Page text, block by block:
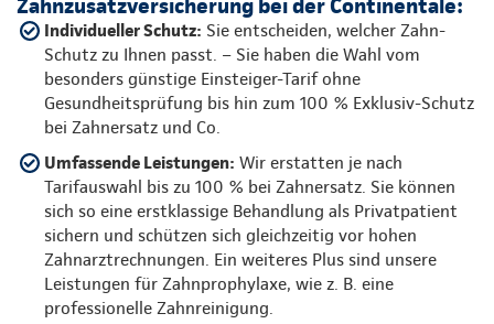
Zahnzusatzversicherung bei der Continentale:
Individueller Schutz: Sie entscheiden, welcher Zahn-
Schutz zu Ihnen passt. – Sie haben die Wahl vom
besonders günstige Einsteiger-Tarif ohne
Gesundheitsprüfung bis hin zum 100 % Exklusiv-Schutz
bei Zahnersatz und Co.
Umfassende Leistungen: Wir erstatten je nach
Tarifauswahl bis zu 100 % bei Zahnersatz. Sie können
sich so eine erstklassige Behandlung als Privatpatient
sichern und schützen sich gleichzeitig vor hohen
Zahnarztrechnungen. Ein weiteres Plus sind unsere
Leistungen für Zahnprophylaxe, wie z. B. eine
professionelle Zahnreinigung.